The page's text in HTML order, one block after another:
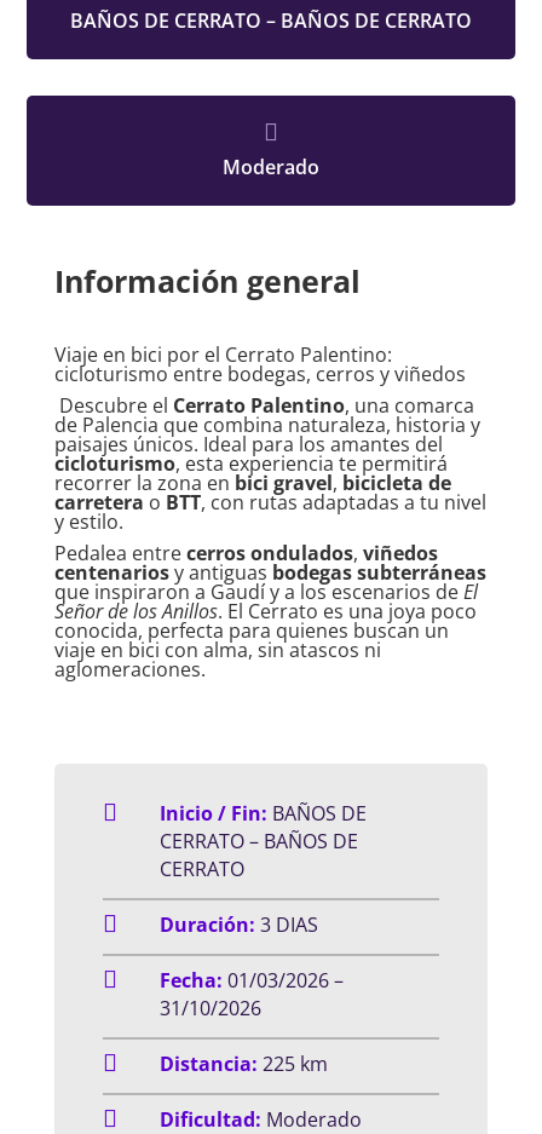
BAÑOS DE CERRATO – BAÑOS DE CERRATO

Moderado
Información general
Viaje en bici por el Cerrato Palentino:
cicloturismo entre bodegas, cerros y viñedos
Descubre el Cerrato Palentino, una comarca
de Palencia que combina naturaleza, historia y
paisajes únicos. Ideal para los amantes del
cicloturismo, esta experiencia te permitirá
recorrer la zona en bici gravel, bicicleta de
carretera o BTT, con rutas adaptadas a tu nivel
y estilo.
Pedalea entrecerros ondulados, viñedos
centenariosy antiguas bodegas subterráneas
que inspiraron a Gaudí y a los escenarios deEl
Señor de los Anillos. El Cerrato es una joya poco
conocida, perfecta para quienes buscan un
viaje en bici con alma, sin atascos ni
aglomeraciones.
 Inicio / Fin: BAÑOS DE
CERRATO – BAÑOS DE
CERRATO
 Duración: 3 DIAS
 Fecha: 01/03/2026 –
31/10/2026
 Distancia: 225 km
 Dificultad: Moderado